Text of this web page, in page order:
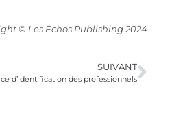
© Les Echos Publishing 2024
SUIVANT
d’identification des professionnels